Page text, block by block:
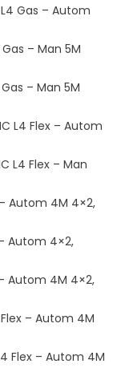
L4 Gas – Autom
Gas – Man 5M
Gas – Man 5M
L4 Flex – Autom
L4 Flex – Man
– Autom 4M 4×2,
– Autom 4×2,
– Autom 4M 4×2,
Flex – Autom 4M
L4 Flex – Autom 4M